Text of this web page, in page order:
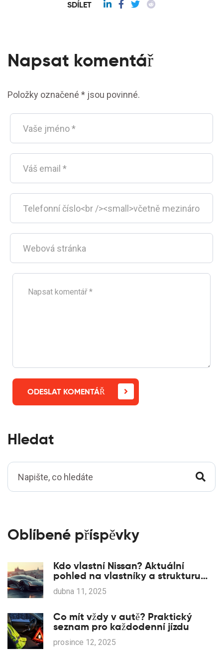
SDÍLET
Napsat komentář
Položky označené * jsou povinné.
ODESLAT KOMENTÁŘ
Hledat
Oblíbené příspěvky
Kdo vlastní Nissan? Aktuální
pohled na vlastníky a strukturu
firmy
dubna 11, 2025
Co mít vždy v autě? Praktický
seznam pro každodenní jízdu
prosince 12, 2025